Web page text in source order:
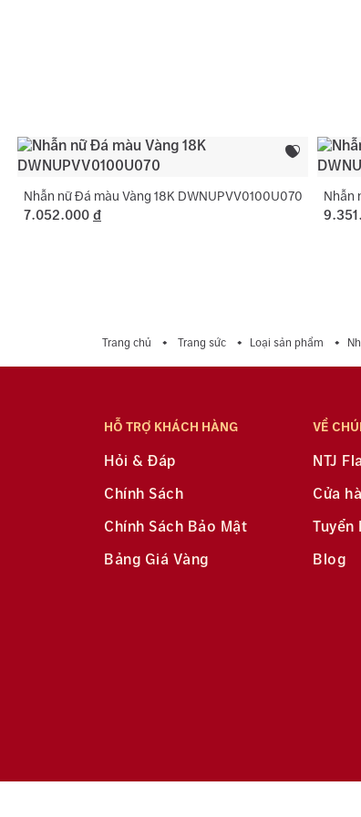
Nhẫn nữ Đá màu Vàng 18K DWNUPVV0100U070
7.052.000 đ
Nhẫn
Trang chủ Trang sức Loại sản phẩm
HỖ TRỢ KHÁCH HÀNG
Hỏi & Đáp
Chính Sách
Chính Sách Bảo Mật
Bảng Giá Vàng
VỀ
NTJ
Cửa
Tuyển
Blog